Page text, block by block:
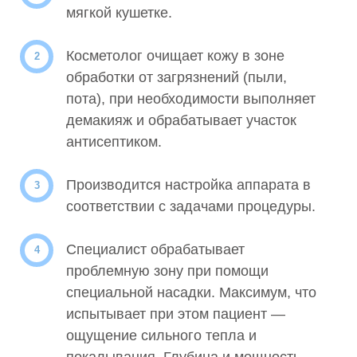
0002298
Лазерная шлифовка кожи Бизон (Bizon CО2).
Полная глубокая шлифовка шеи
63 000 руб.
0002832
Лазерная шлифовка Бизон (Bizon CО2) Щеки
49 000 руб.
* По заявке Потребителя (Заказчика) может быть
предоставлена дополнительная услуга — «Срочная
Срочная услуга в ближайшее воемя, согласованное с
врачом-специалистом время, оплачивается с учетом
коэффициента, равного 2,5 к установленной стоимости
соответствующей услуги.
представленная на сайте информация не является
мягкой кушетке.
Косметолог очищает кожу в зоне
обработки от загрязнений (пыли,
пота), при необходимости выполняет
демакияж и обрабатывает участок
антисептиком.
Производится настройка аппарата в
соответствии с задачами процедуры.
Специалист обрабатывает
проблемную зону при помощи
специальной насадки. Максимум, что
испытывает при этом пациент —
ощущение сильного тепла и